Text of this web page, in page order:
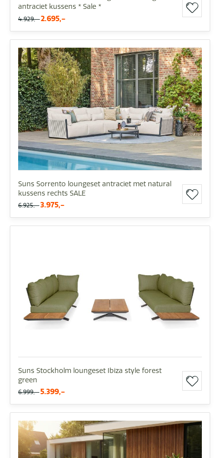
antraciet kussens * Sale *
4.929,- 2.695,-
Suns Sorrento loungeset antraciet met natural
kussens rechts SALE
6.925,- 3.975,-
Suns Stockholm loungeset Ibiza style forest
green
6.999,- 5.399,-